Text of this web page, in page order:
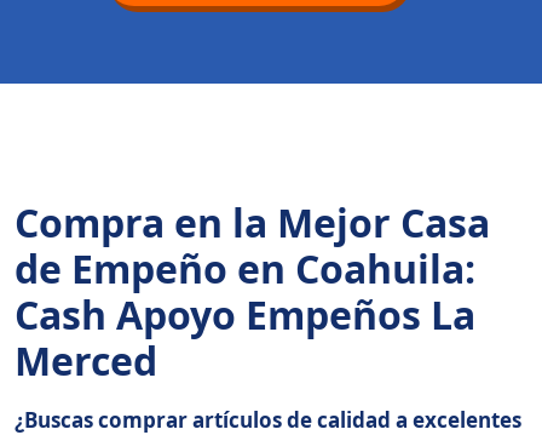
Compra en la Mejor Casa
de Empeño en Coahuila:
Cash Apoyo Empeños La
Merced
¿Buscas comprar artículos de calidad a excelentes